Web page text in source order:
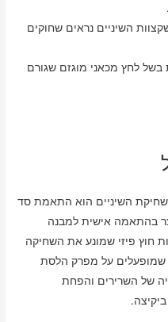
השיניים נראים שחוקים
בשל לחץ מכאני מוגזם שגורם
שחיקת השיניים הוא התאמת סד
בהתאמה אישית למבנה
חוץ פיזי שמונע את השחיקה
שמופעלים על מפרק הלסת
של השרירים והפחת